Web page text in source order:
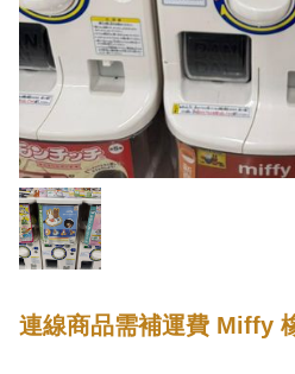
連線商品需補運費 Miffy